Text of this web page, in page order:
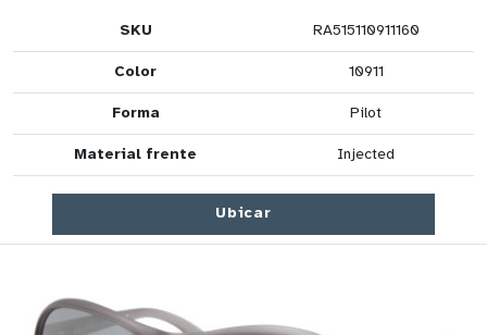
SKU RA515110911160
Color 10911
Forma Pilot
Material frente Injected
Ubicar